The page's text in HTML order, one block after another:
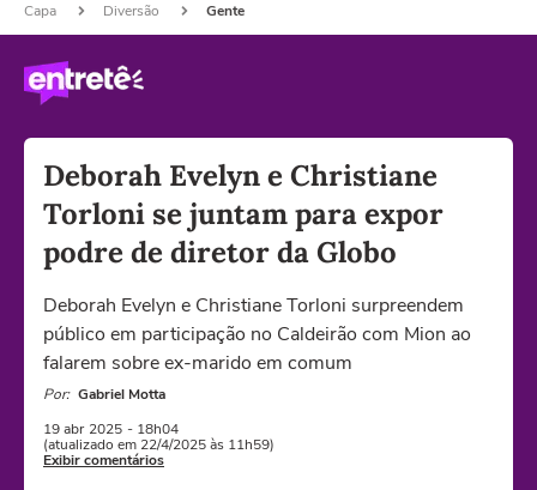
Capa Diversão Gente
Deborah Evelyn e Christiane
Torloni se juntam para expor
podre de diretor da Globo
Deborah Evelyn e Christiane Torloni surpreendem
público em participação no Caldeirão com Mion ao
falarem sobre ex-marido em comum
Por: Gabriel Motta
19 abr 2025 - 18h04
(atualizado em 22/4/2025 às 11h59)
Exibir comentários